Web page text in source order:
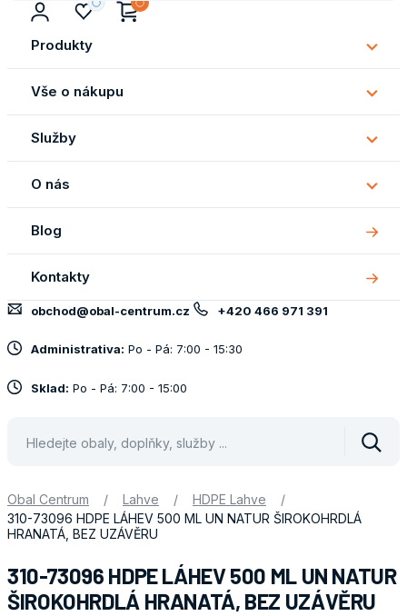
Produkty
Vše o nákupu
Vše
o
Služby
O nás
O
nás
Blog
Kontakty
obchod@obal-centrum.cz +420 466 971 391
Administrativa: Po - Pá: 7:00 - 15:30
Sklad: Po - Pá: 7:00 - 15:00
Obal Centrum / Lahve / HDPE Lahve
/
310-73096 HDPE LÁHEV 500 ML UN NATUR ŠIROKOHRDLÁ
HRANATÁ, BEZ UZÁVĚRU
310-73096 HDPE LÁHEV 500 ML UN NATUR
ŠIROKOHRDLÁ HRANATÁ, BEZ UZÁVĚRU